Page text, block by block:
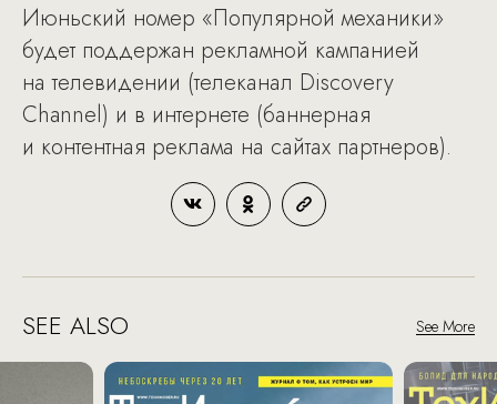
Июньский номер «Популярной механики»
будет поддержан рекламной кампанией
на телевидении (телеканал Discovery
Сhannel) и в интернете (баннерная
и контентная реклама на сайтах партнеров).
SEE ALSO See More